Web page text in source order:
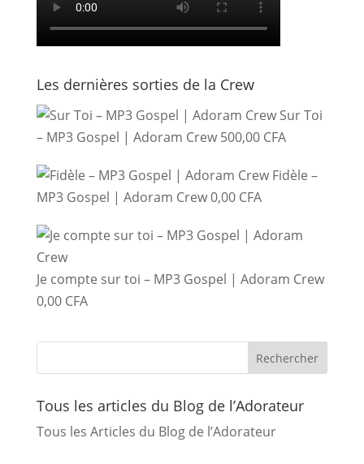
Les dernières sorties de la Crew
Sur Toi
– MP3 Gospel | Adoram Crew 500,00 CFA
Fidèle –
MP3 Gospel | Adoram Crew0,00 CFA
Je compte sur toi – MP3 Gospel | Adoram Crew
0,00 CFA
Tous les articles du Blog de l’Adorateur
Tous les Articles du Blog de l’Adorateur